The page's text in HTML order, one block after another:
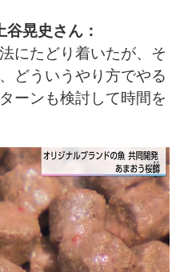
晃史さん：
にたどり着いたが、そ
どういうやり方でやる
ーンも検討して時間を